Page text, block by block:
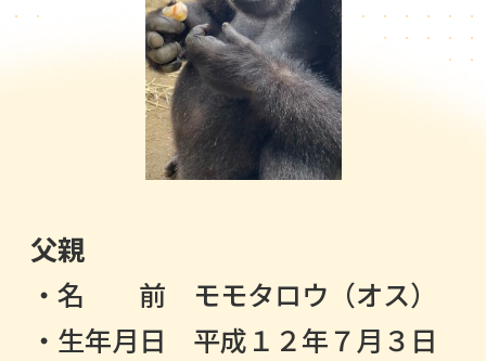
父親
・名 前 モモタロウ（オス）
・生年月日 平成１２年７月３日